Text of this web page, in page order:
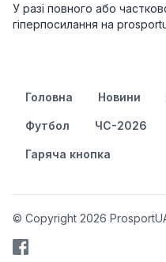
У разі повного або
гіперпосилання на
Головна Новини
Футбол ЧС-2026
Гаряча кнопка
© Copyright 2026